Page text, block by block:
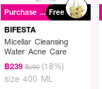
Purchase ฿350+ Free
BIFESTA
Micellar Cleansing
Water Acne Care
฿239 ฿290 (18%)
size 400 ML